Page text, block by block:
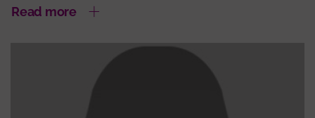
Read more